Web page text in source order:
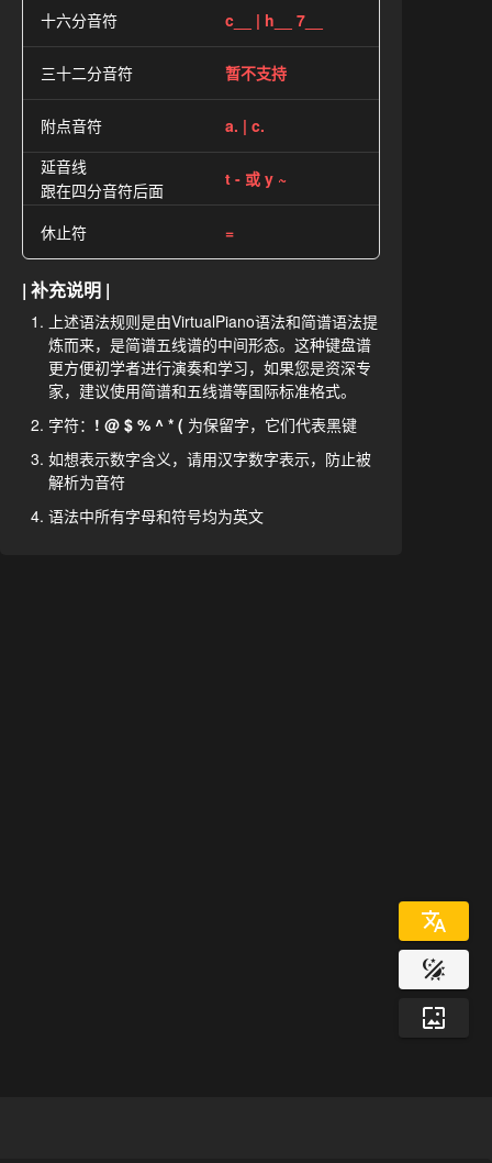
十六分音符 c__ | h__ 7__
三十二分音符 暂不支持
附点音符
a. | c.
延音线
跟在四分音符后面
t - 或 y ~
休止符 =
| 补充说明 |
上述语法规则是由VirtualPiano语法和简谱语法提
炼而来，是简谱五线谱的中间形态。这种键盘谱
更方便初学者进行演奏和学习，如果您是资深专
家，建议使用简谱和五线谱等国际标准格式。
字符： ! @ $ % ^ * ( 为保留字，它们代表黑键
如想表示数字含义，请用汉字数字表示，防止被
解析为音符
语法中所有字母和符号均为英文